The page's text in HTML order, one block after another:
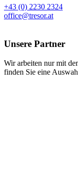
+43 (0) 2230 2324
office@tresor.at
Unsere Partner
Wir arbeiten nur mit
finden Sie eine